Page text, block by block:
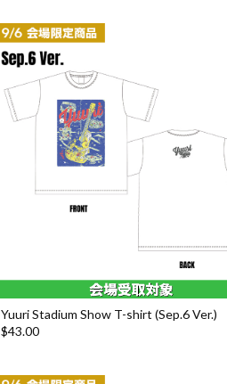
Yuuri Stadium Show T-shirt (Sep.6 Ver.)
$‌43.00